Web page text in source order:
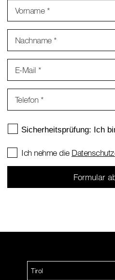
Vorname *
Nachname *
E-Mail *
Telefon *
Ich nehme die
Tirol